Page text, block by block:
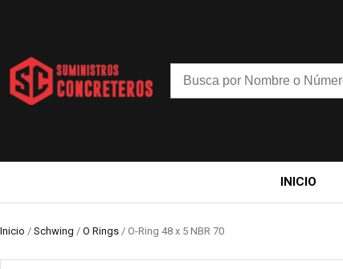
INICIO
Inicio / Schwing / O Rings / O-Ring 48 x 5 NBR 70